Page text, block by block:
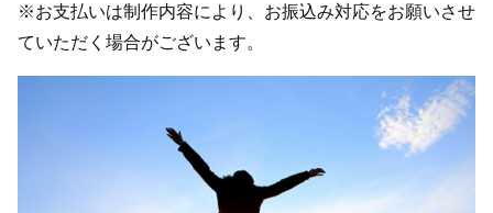
※お支払いは制作内容により、お振込み対応をお願いさせ
ていただく場合がございます。